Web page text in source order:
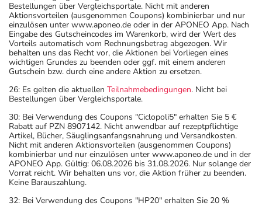
Bestellungen über Vergleichsportale. Nicht mit anderen
Aktionsvorteilen (ausgenommen Coupons) kombinierbar und nur
einzulösen unter www.aponeo.de oder in der APONEO App. Nach
Eingabe des Gutscheincodes im Warenkorb, wird der Wert des
Vorteils automatisch vom Rechnungsbetrag abgezogen. Wir
behalten uns das Recht vor, die Aktionen bei Vorliegen eines
wichtigen Grundes zu beenden oder ggf. mit einem anderen
Gutschein bzw. durch eine andere Aktion zu ersetzen.
26: Es gelten die aktuellen Teilnahmebedingungen. Nicht bei
Bestellungen über Vergleichsportale.
30: Bei Verwendung des Coupons "Ciclopoli5" erhalten Sie 5 €
Rabatt auf PZN 8907142. Nicht anwendbar auf rezeptpflichtige
Artikel, Bücher, Säuglingsanfangsnahrung und Versandkosten.
Nicht mit anderen Aktionsvorteilen (ausgenommen Coupons)
kombinierbar und nur einzulösen unter www.aponeo.de und in der
APONEO App. Gültig: 06.08.2026 bis 31.08.2026. Nur solange der
Vorrat reicht. Wir behalten uns vor, die Aktion früher zu beenden.
Keine Barauszahlung.
32: Bei Verwendung des Coupons "HP20" erhalten Sie 20 %